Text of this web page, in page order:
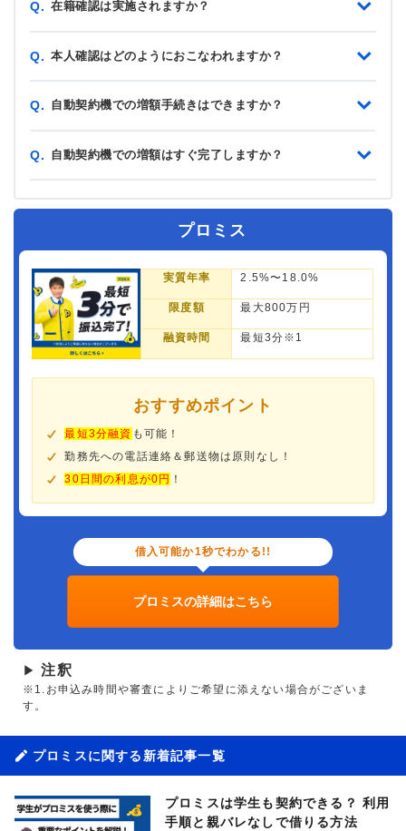
Q. 在籍確認は実施されますか？
Q. 本人確認はどのようにおこなわれますか？
Q. 自動契約機での増額手続きはできますか？
Q. 自動契約機での増額はすぐ完了しますか？
プロミス
実質年率 2.5%〜18.0%
限度額 最大800万円
融資時間 最短3分※1
おすすめポイント
最短3分融資 も可能！
勤務先への電話連絡＆郵送物は原則なし！
30日間の利息が0円 ！
借入可能か1秒でわかる!!
プロミスの詳細はこちら
▶ 注釈
※1.お申込み時間や審査によりご希望に添えない場合がございま
す。
プロミスに関する新着記事一覧
プロミスは学生も契約できる？ 利用
手順と親バレなしで借りる方法